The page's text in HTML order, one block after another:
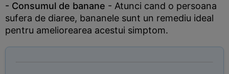
- Consumul de banane - Atunci cand o persoana
sufera de diaree, bananele sunt un remediu ideal
pentru ameliorearea acestui simptom.